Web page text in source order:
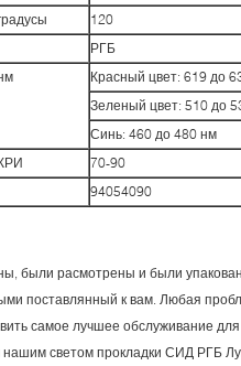
120
РГБ
Красный цвет: 619 до
Зеленый цвет: 510 до
Синь: 460 до 480 нм
70-90
94054090
были расмотрены и были
поставлянный к вам. Любая
самое лучшее обслуживание для
светом прокладки СИД РГБ